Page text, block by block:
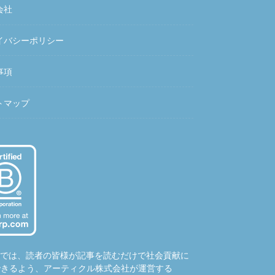
社
バシーポリシー
項
マップ
は、読者の皆様が記事を読むだけで社会貢献に
るよう、アーティクル株式会社が運営する